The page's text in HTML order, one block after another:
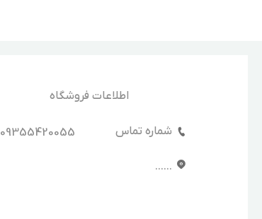
اطلاعات فروشگاه
شماره تماس 09355420055
......